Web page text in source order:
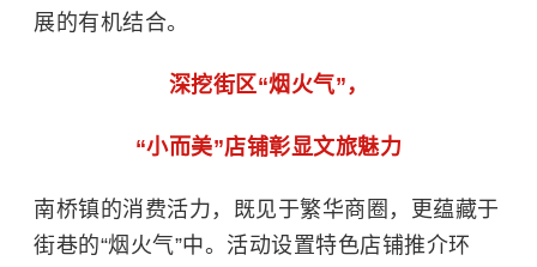
展的有机结合。
深挖街区“烟火气”，
“小而美”店铺彰显文旅魅力
南桥镇的消费活力，既见于繁华商圈，更蕴藏于
街巷的“烟火气”中。活动设置特色店铺推介环